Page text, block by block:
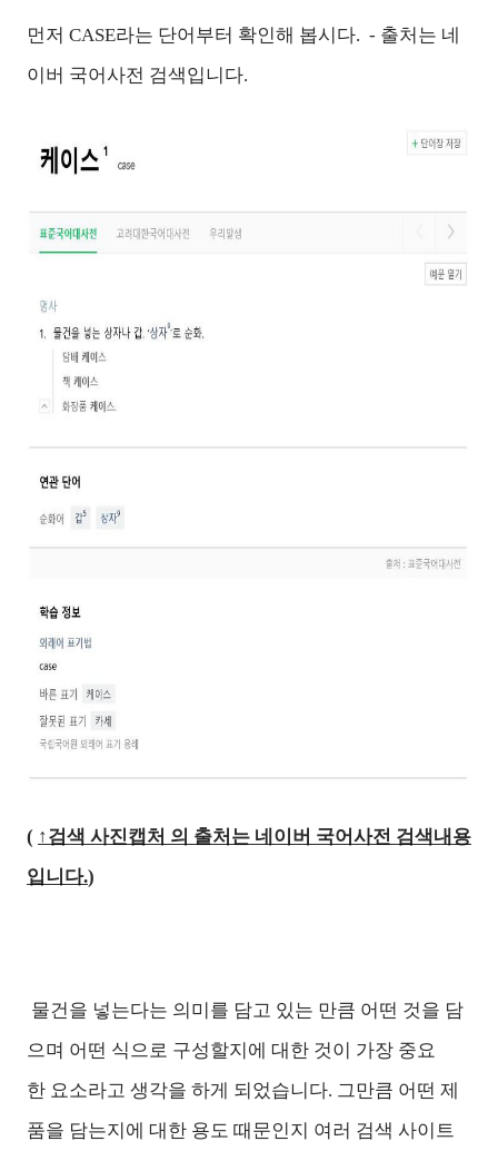
먼저 CASE라는 단어부터 확인해 봅시다. - 출처는 네
이버 국어사전 검색입니다.
( ↑검색 사진캡처 의 출처는 네이버 국어사전 검색내용
입니다.)
물건을 넣는다는 의미를 담고 있는 만큼 어떤 것을 담
으며 어떤 식으로 구성할지에 대한 것이 가장 중요
한 요소라고 생각을 하게 되었습니다. 그만큼 어떤 제
품을 담는지에 대한 용도 때문인지 여러 검색 사이트